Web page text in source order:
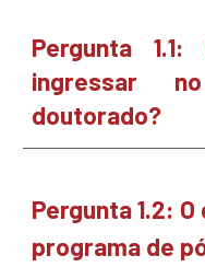
Pergunta 1.1:
ingressar
doutorado?
Pergunta 1.2:
programa de